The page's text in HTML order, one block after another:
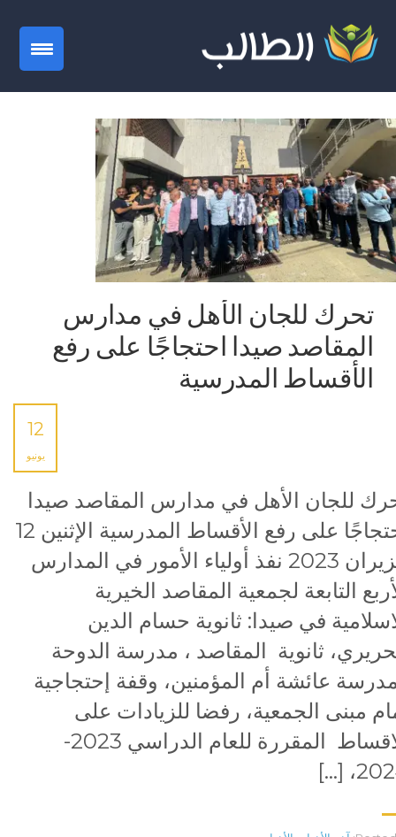
تحرك للجان الأهل في مدارس
المقاصد صيدا احتجاجًا على رفع
الأقساط المدرسية
12
يونيو
للجان الأهل في مدارس المقاصد صيدا
احتجاجًا على رفع الأقساط المدرسية الإثنين 12
حزيران 2023 نفذ أولياء الأمور في المدارس
التابعة لجمعية المقاصد الخيرية
في صيدا: ثانوية حسام الدين
ثانوية المقاصد ، مدرسة الدوحة
عائشة أم المؤمنين، وقفة إحتجاجية
مبنى الجمعية، رفضا للزيادات على
الاقساط المقررة للعام الدراسي 2023-
[…]